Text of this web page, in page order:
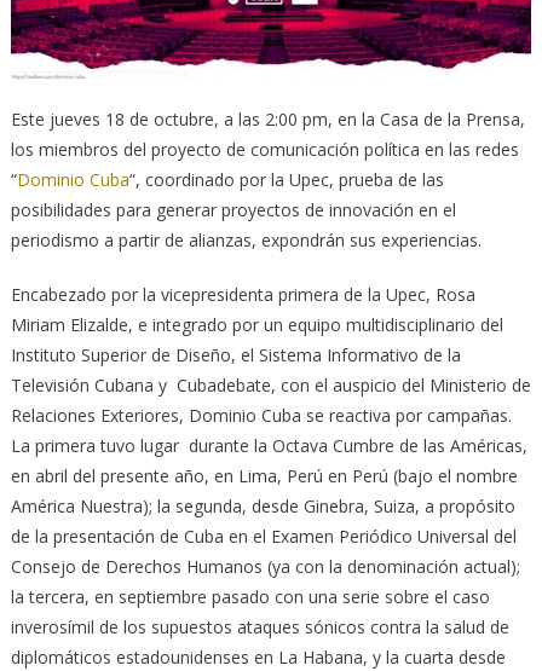
Este jueves 18 de octubre, a las 2:00 pm, en la Casa de la Prensa,
los miembros del proyecto de comunicación política en las redes
“Dominio Cuba“, coordinado por la Upec, prueba de las
posibilidades para generar proyectos de innovación en el
periodismo a partir de alianzas, expondrán sus experiencias.
Encabezado por la vicepresidenta primera de la Upec, Rosa
Miriam Elizalde, e integrado por un equipo multidisciplinario del
Instituto Superior de Diseño, el Sistema Informativo de la
Televisión Cubana y Cubadebate, con el auspicio del Ministerio de
Relaciones Exteriores, Dominio Cuba se reactiva por campañas.
La primera tuvo lugar durante la Octava Cumbre de las Américas,
en abril del presente año, en Lima, Perú en Perú (bajo el nombre
América Nuestra); la segunda, desde Ginebra, Suiza, a propósito
de la presentación de Cuba en el Examen Periódico Universal del
Consejo de Derechos Humanos (ya con la denominación actual);
la tercera, en septiembre pasado con una serie sobre el caso
inverosímil de los supuestos ataques sónicos contra la salud de
diplomáticos estadounidenses en La Habana, y la cuarta desde